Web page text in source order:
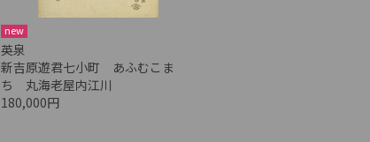
new
英泉
新吉原遊君七小町 あふむこま
ち 丸海老屋内江川
180,000円